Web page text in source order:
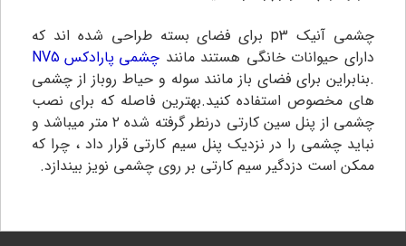
چشمی آنیک p3 برای فضای بسته طراحی شده اند که
دارای حیوانات خانگی هستند مانند چشمی پارادکس NV5
.بنابراین برای فضای باز مانند سوله و حیاط روباز از چشمی
های مخصوص استفاده کنید.بهترین فاصله که برای نصب
چشمی از پنل سین کارتی درنطر گرفته شده ۲ متر میباشد و
نباید چشمی را در نزدیک پنل سیم کارتی قرار داد ، چرا که
ممکن است دزدگیر سیم کارتی بر روی چشمی نویز بیندازد.